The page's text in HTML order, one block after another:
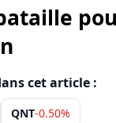
cet article :
QNT-0.50%